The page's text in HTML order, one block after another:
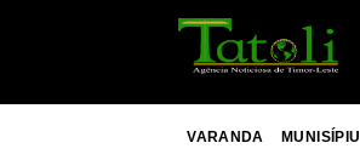
VARANDA MUNISÍPIU